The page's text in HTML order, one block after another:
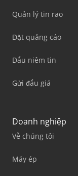
Quản lý tin rao
Đặt quảng cáo
Dấu niêm tin
Gửi đấu giá
Doanh nghiệp
Về chúng tôi
Máy ép